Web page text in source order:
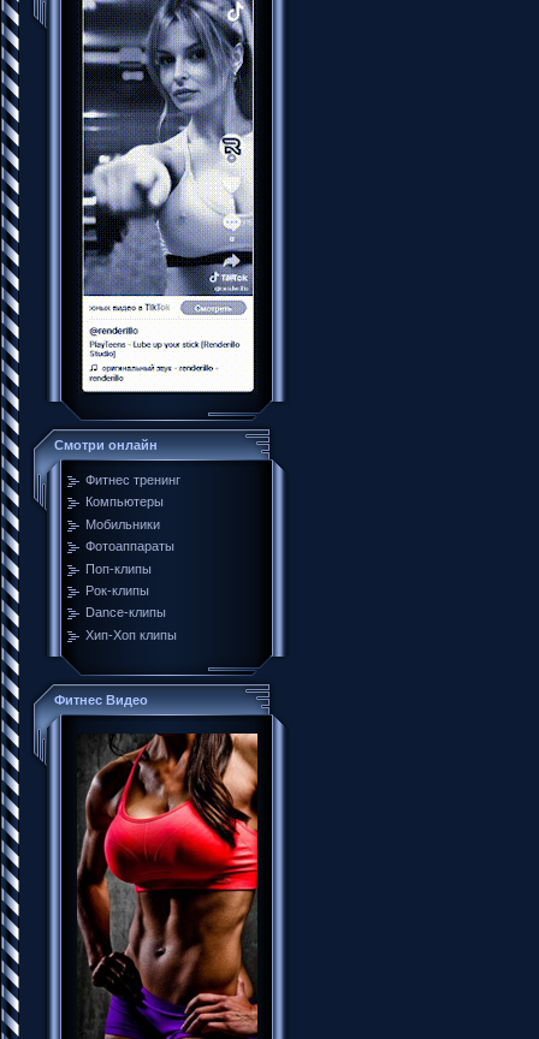
Смотри онлайн
Фитнес тренинг
Компьютеры
Мобильники
Фотоаппараты
Поп-клипы
Рок-клипы
Dance-клипы
Хип-Хоп клипы
Фитнес Видео